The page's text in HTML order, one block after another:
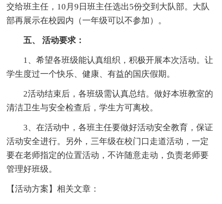
交给班主任，10月9日班主任选出5份交到大队部。大队
部再展示在校园内（一年级可以不参加）。
五、 活动要求：
1、希望各班级能认真组织，积极开展本次活动。让
学生度过一个快乐、健康、有益的国庆假期。
2活动结束后，各班级需认真总结。做好本班教室的
清洁卫生与安全检查后，学生方可离校。
3、在活动中，各班主任要做好活动安全教育，保证
活动安全进行。另外，三年级在校门口走道活动，一定
要在老师指定的位置活动，不许随意走动，负责老师要
管理好班级。
【活动方案】相关文章：